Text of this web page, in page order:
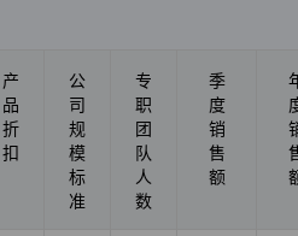
产
品
折
扣
公
司
规
模
标
准
专
职
团
队
人
数
季
度
销
售
额